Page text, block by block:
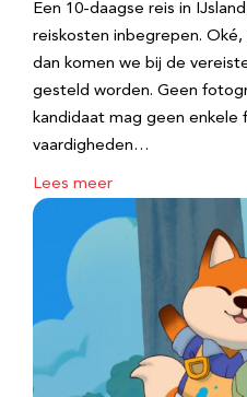
Een 10-daagse reis in
reiskosten inbegrepen.
dan komen we bij de
gesteld worden. Geen
kandidaat mag geen enkele
vaardigheden…
Lees meer